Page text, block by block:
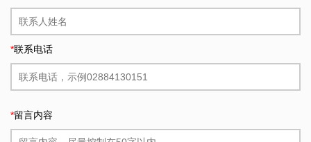
*联系电话
*留言内容